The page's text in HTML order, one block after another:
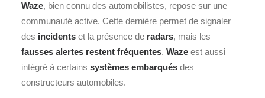
Waze, bien connu des automobilistes, repose sur une
communauté active. Cette dernière permet de signaler
des incidents et la présence de radars, mais les
fausses alertes restent fréquentes. Waze est aussi
intégré à certains systèmes embarqués des
constructeurs automobiles.